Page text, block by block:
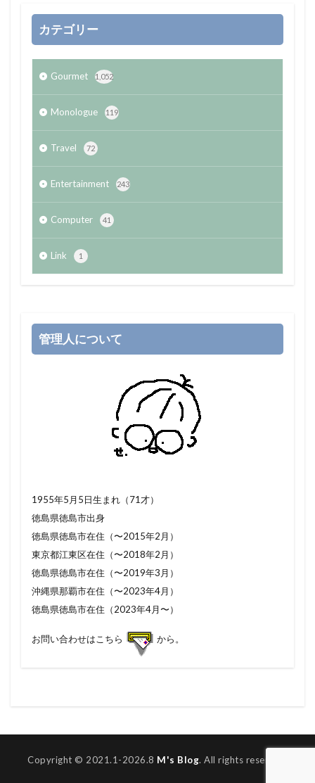
カテゴリー
Gourmet 1,052
Monologue 119
Travel 72
Entertainment 243
Computer 41
Link 1
管理人について
1955年5月5日生まれ（71才）
徳島県徳島市出身
徳島県徳島市在住（〜2015年2月）
東京都江東区在住（〜2018年2月）
徳島県徳島市在住（〜2019年3月）
沖縄県那覇市在住（〜2023年4月）
徳島県徳島市在住（2023年4月〜）
お問い合わせはこちら から。
Copyright © 2021.1-2026.8 M's Blog. All rights reserved.